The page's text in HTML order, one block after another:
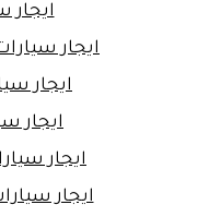
ايجار
ايجار
ايجار
ايجار
ايجار
ايجار